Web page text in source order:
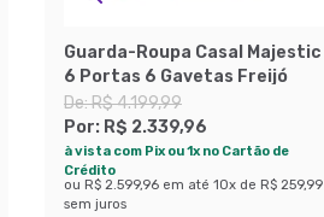
Guarda-Roupa Casal Majestic
6 Portas 6 Gavetas Freijó
De:R$ 4.199,99
Por: R$ 2.339,96
à vista com Pix ou 1x no Cartão de
Crédito
ou R$ 2.599,96 em até 10x de R$ 259,99
sem juros